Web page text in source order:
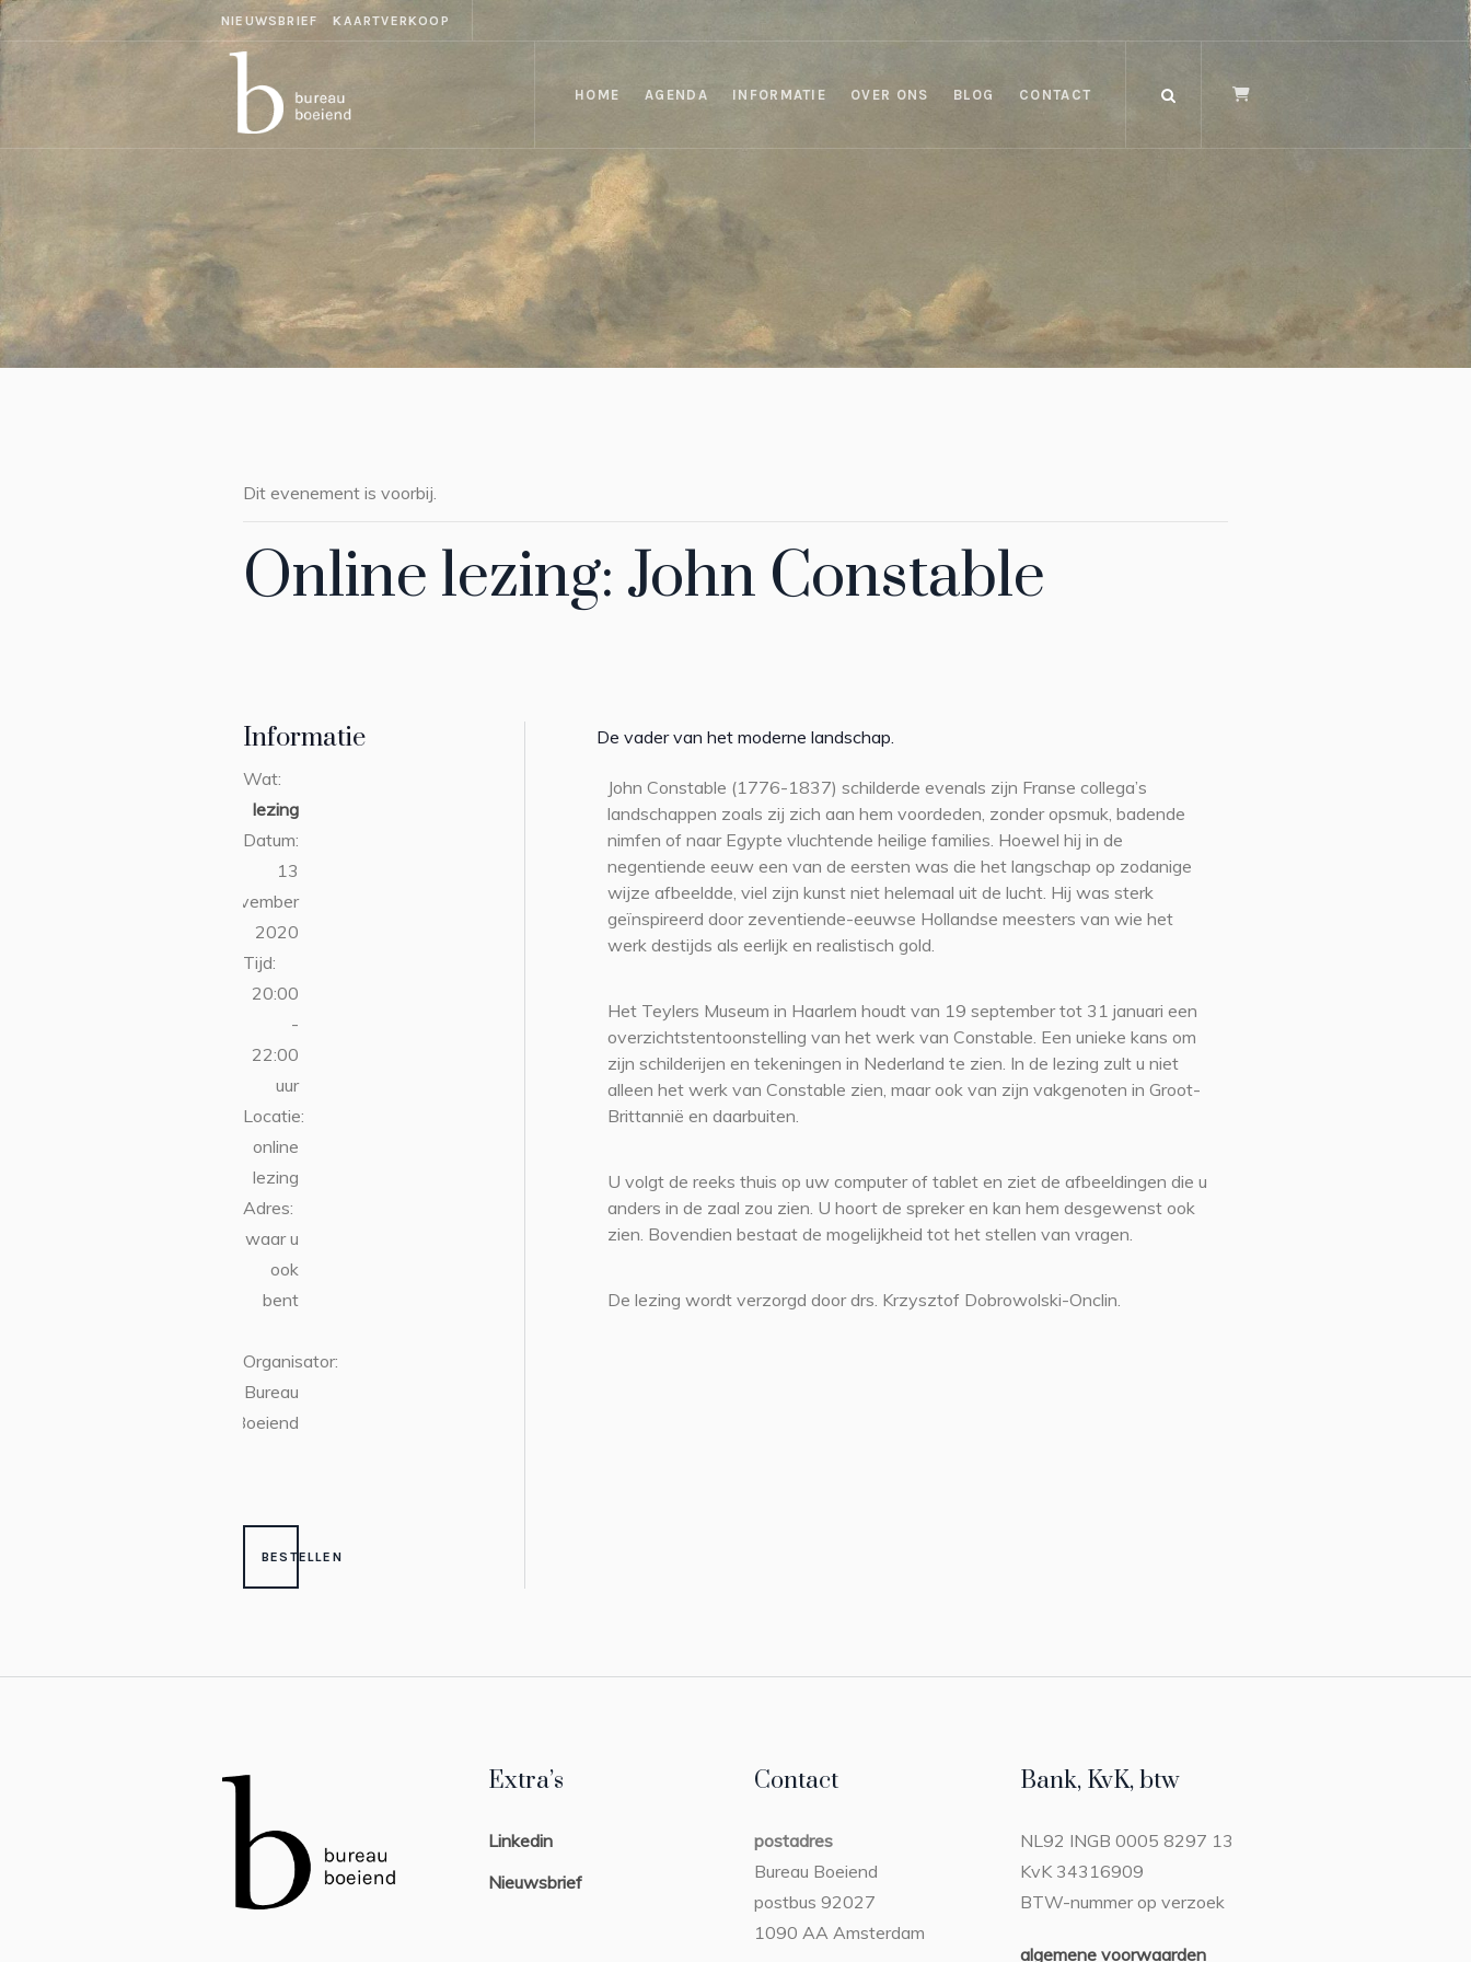
NIEUWSBRIEF KAARTVERKOOP
HOME AGENDA INFORMATIE OVER ONS BLOG CONTACT
Dit evenement is voorbij.
Online lezing: John Constable
Informatie
Wat:
lezing
Datum:
13
november
2020
Tijd:
20:00
-
22:00
uur
Locatie:
online
lezing
Adres:
waar u
ook
bent
Organisator:
Bureau
Boeiend
BESTELLEN
De vader van het moderne landschap.
John Constable (1776-1837) schilderde evenals zijn Franse collega’s
landschappen zoals zij zich aan hem voordeden, zonder opsmuk, badende
nimfen of naar Egypte vluchtende heilige families. Hoewel hij in de
negentiende eeuw een van de eersten was die het langschap op zodanige
wijze afbeeldde, viel zijn kunst niet helemaal uit de lucht. Hij was sterk
geïnspireerd door zeventiende-eeuwse Hollandse meesters van wie het
werk destijds als eerlijk en realistisch gold.
Het Teylers Museum in Haarlem houdt van 19 september tot 31 januari een
overzichtstentoonstelling van het werk van Constable. Een unieke kans om
zijn schilderijen en tekeningen in Nederland te zien. In de lezing zult u niet
alleen het werk van Constable zien, maar ook van zijn vakgenoten in Groot-
Brittannië en daarbuiten.
U volgt de reeks thuis op uw computer of tablet en ziet de afbeeldingen die u
anders in de zaal zou zien. U hoort de spreker en kan hem desgewenst ook
zien. Bovendien bestaat de mogelijkheid tot het stellen van vragen.
De lezing wordt verzorgd door drs. Krzysztof Dobrowolski-Onclin.
Extra’s
Linkedin
Nieuwsbrief
Contact
postadres
Bureau Boeiend
postbus 92027
1090 AA Amsterdam
Bank, KvK, btw
NL92 INGB 0005 8297 13
KvK 34316909
BTW-nummer op verzoek
algemene voorwaarden